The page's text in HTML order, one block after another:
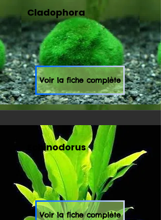
Cladophora
Voir la fiche complète
Echinodorus
Voir la fiche complète